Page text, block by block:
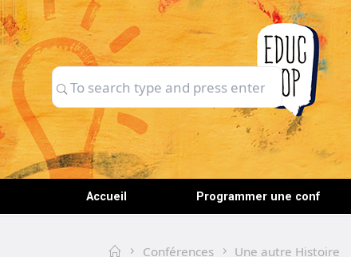
Skip
to
content
Search
for:
Search
Accueil Programmer une conf
HomeConférences Une autre Histoire